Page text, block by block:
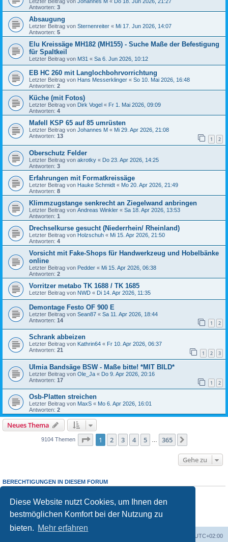
Diese Website nutzt Cookies, um Ihnen den
bestmöglichen Komfort bei der Nutzung zu
bieten. Mehr erfahren
Antworten: 3
Absaugung
Letzter Beitrag von Sternenreiter « Mi 17. Jun 2026, 14:07
Antworten: 5
Elu Kreissäge MH182 (MH155) - Suche Maße der Befestigung
für Spaltkeil
Letzter Beitrag von M31 « Sa 6. Jun 2026, 10:12
EB HC 260 mit Langlochbohrvorrichtung
Letzter Beitrag von Hans Messerklinger « So 10. Mai 2026, 16:48
Antworten: 2
Küche (mit Fotos)
Letzter Beitrag von Dirk Vogel « Fr 1. Mai 2026, 09:09
Antworten: 4
Mafell KSP 65 auf 85 umrüsten
Letzter Beitrag von Johannes M « Mi 29. Apr 2026, 21:08
Antworten: 13 1 2
Oberschutz Felder
Letzter Beitrag von akrotky « Do 23. Apr 2026, 14:25
Antworten: 3
Erfahrungen mit Formatkreissäge
Letzter Beitrag von Hauke Schmidt « Mo 20. Apr 2026, 21:49
Antworten: 8
Klimmzugstange senkrecht an Ziegelwand anbringen
Letzter Beitrag von Andreas Winkler « Sa 18. Apr 2026, 13:53
Antworten: 1
Drechselkurse gesucht (Niederrhein/ Rheinland)
Letzter Beitrag von Holzschuh « Mi 15. Apr 2026, 21:50
Antworten: 4
Vorsicht mit Fake-Shops für Handwerkzeug und Hobelbänke
online
Letzter Beitrag von Pedder « Mi 15. Apr 2026, 06:38
Antworten: 2
Vorritzer metabo TK 1688 / TK 1685
Letzter Beitrag von NWD « Di 14. Apr 2026, 11:35
Demontage Festo OF 900 E
Letzter Beitrag von Sean87 « Sa 11. Apr 2026, 18:44
Antworten: 14 1 2
Schrank abbeizen
Letzter Beitrag von Kathrin64 « Fr 10. Apr 2026, 06:37
Antworten: 21 1 2 3
Ulmia Bandsäge BSW - Maße bitte! *MIT BILD*
Letzter Beitrag von Ole_Ja « Do 9. Apr 2026, 20:16
Antworten: 17 1 2
Osb-Platten streichen
Letzter Beitrag von MaxS « Mo 6. Apr 2026, 16:01
Antworten: 2
Neues Thema
9104 Themen Seite 1von 365
1 2 3 4 5 … 365
Gehe zu
BERECHTIGUNGEN IN DIESEM FORUM
Sie dürfenkeineAntworten zu Themen in diesem Forum erstellen.
Sie dürfen Ihre Beiträge in diesem Forumnicht ändern.
Sie dürfen Ihre Beiträge in diesem Forumnichtlöschen.
keine
UTC+02:00